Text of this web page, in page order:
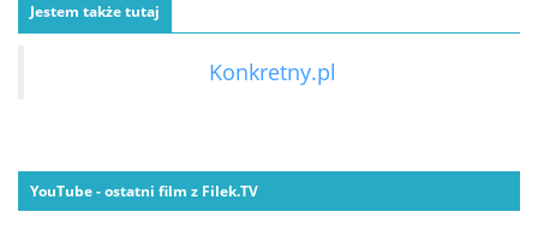
Jestem także tutaj
Konkretny.pl
YouTube - ostatni film z Filek.TV